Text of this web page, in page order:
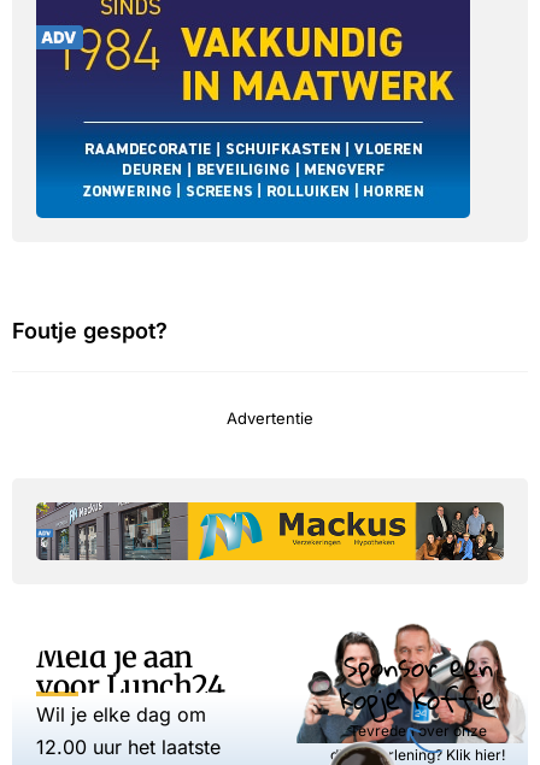
Foutje gespot?
Advertentie
Meld je aan
voor Lunch24
Wil je elke dag om
12.00 uur het laatste
Sponsor een
kopje koffie
Tevreden over onze
dienstverlening? Klik hier!